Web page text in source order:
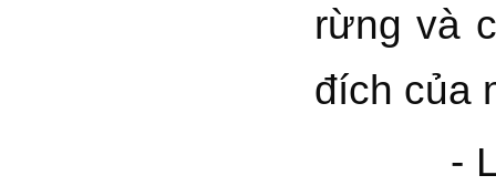
rừng và
đích của
- Liên